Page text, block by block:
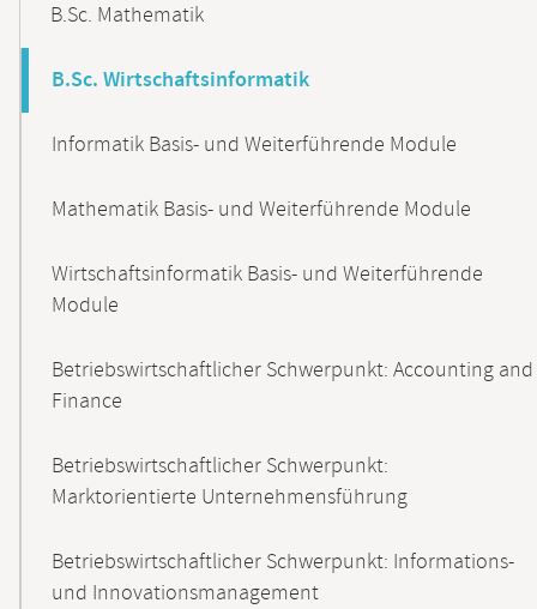
B.Sc. Mathematik
B.Sc. Wirtschaftsinformatik
Informatik Basis- und Weiterführende Module
Mathematik Basis- und Weiterführende Module
Wirtschaftsinformatik Basis- und Weiterführende
Module
Betriebswirtschaftlicher Schwerpunkt: Accounting and
Finance
Betriebswirtschaftlicher Schwerpunkt:
Marktorientierte Unternehmensführung
Betriebswirtschaftlicher Schwerpunkt: Informations-
und Innovationsmanagement